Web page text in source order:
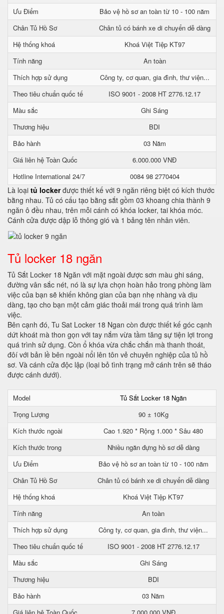
Ưu Điểm
Bảo vệ hồ sơ an toàn từ 10 - 100 năm
Chân Tủ Hồ Sơ
Chân tủ có bánh xe di chuyển dễ dàng
Hệ thống khoá
Khoá Việt Tiệp KT97
Tính năng
An toàn
Thích hợp sử dụng
Công ty, cơ quan, gia đình, thư viện...
Theo tiêu chuẩn quốc tế
ISO 9001 - 2008 HT 2776.12.17
Màu sắc
Ghi Sáng
Thương hiệu
BDI
Bảo hành
03 Năm
Giá liên hệ Toàn Quốc
6.000.000 VNĐ
Hotline International 24/7
0084 98 2770404
Là loại tủ lockerđược thiết kế với 9 ngăn riêng biệt có kích thước
bằng nhau. Tủ có cấu tạo bằng sắt gồm 03 khoang chia thành 9
ngăn ô đều nhau, trên mỗi cánh có khóa locker, tai khóa móc.
Cánh cửa được dập lỗ thông gió và 1 bảng tên nhân viên.
Tủ locker 18 ngăn
Tủ Sắt Locker 18 Ngăn với mặt ngoài được sơn màu ghi sáng,
đường vân sắc nét, nó là sự lựa chọn hoàn hảo trong phòng làm
việc của bạn sẽ khiến không gian của bạn nhẹ nhàng và dịu
dàng, tạo cho bạn một cảm giác thoải mái trong quá trình làm
việc.
Bên cạnh đó, Tu Sat Locker 18 Ngan còn được thiết kế góc cạnh
dứt khoát mà thon gọn với tay nắm vừa tầm tăng sự tiện lợi trong
quá trình sử dụng. Còn ổ khóa vừa chắc chắn mà thanh thoát,
đôí với bản lề bên ngoài nổi lên tôn vẻ chuyên nghiệp của tủ hồ
sơ. Và cánh cửa độc lập (loại bỏ tình trạng mở cánh trên sẽ tháo
được cánh dưới).
Model
Tủ Sắt Locker 18 Ngăn
Trọng Lượng
90 ± 10Kg
Kích thước ngoài
Cao 1.920 * Rộng 1.000 * Sâu 480
Kích thước trong
Nhiều ngăn đựng hồ sơ dễ dàng
Ưu Điểm
Bảo vệ hồ sơ an toàn từ 10 - 100 năm
Chân Tủ Hồ Sơ
Chân tủ có bánh xe di chuyển dễ dàng
Hệ thống khoá
Khoá Việt Tiệp KT97
Tính năng
An toàn
Thích hợp sử dụng
Công ty, cơ quan, gia đình, thư viện...
Theo tiêu chuẩn quốc tế
ISO 9001 - 2008 HT 2776.12.17
Màu sắc
Ghi Sáng
Thương hiệu
BDI
Bảo hành
03 Năm